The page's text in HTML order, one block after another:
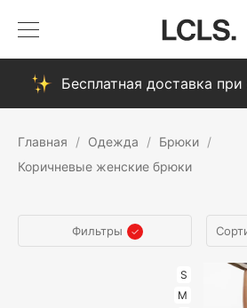
Бесплатная доставка
Главная Одежда
Брюки
Коричневые женские брюки
Фильтры
S
M